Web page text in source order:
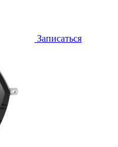
Записаться